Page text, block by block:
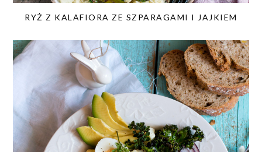
RYŻ Z KALAFIORA ZE SZPARAGAMI I JAJKIEM